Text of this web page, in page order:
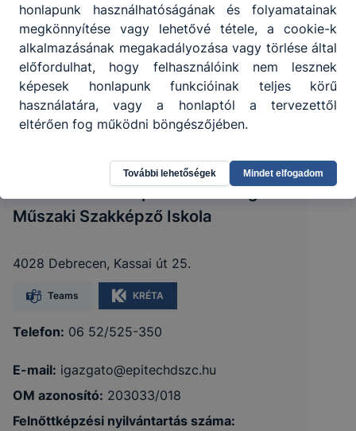
Debreceni SZC Építéstechnológiai és
Műszaki Szakképző Iskola
4028 Debrecen, Kassai út 25.
Teams KRÉTA
Telefon: 06 52/525-350
E-mail: igazgato@epitechdszc.hu
OM azonosító: 203033/018
Felnőttképzési nyilvántartás száma:
honlapunk használhatóságának és folyamatainak
megkönnyítése vagy lehetővé tétele, a cookie-k
alkalmazásának megakadályozása vagy törlése által
előfordulhat, hogy felhasználóink nem lesznek
képesek honlapunk funkcióinak teljes körű
használatára, vagy a honlaptól a tervezettől
eltérően fog működni böngészőjében.
További lehetőségek Mindet elfogadom